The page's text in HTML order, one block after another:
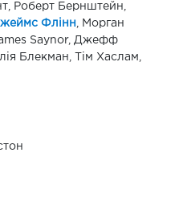
Роберт Бернштейн,
Флінн , Морган
Saynor, Джефф
Блекман, Тім Хаслам,